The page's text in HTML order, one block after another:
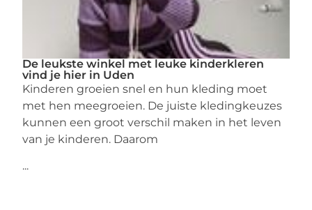
De leukste winkel met leuke kinderkleren
vind je hier in Uden
Kinderen groeien snel en hun kleding moet
met hen meegroeien. De juiste kledingkeuzes
kunnen een groot verschil maken in het leven
van je kinderen. Daarom
...